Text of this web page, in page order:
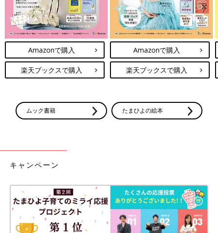
Amazonで購入
楽天ブックスで購入
Amazonで購入
楽天ブックスで購入
ムック書籍 たまひよの絵本
キャンペーン